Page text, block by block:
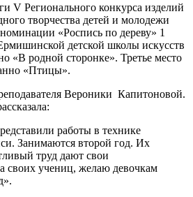
V Регионального конкурса изделий
творчества детей и молодежи
«Роспись по дереву» 1
детской школы искусств
«В родной сторонке». Третье место
«Птицы».
Вероники Капитоновой.
работы в технике
Занимаются второй год. Их
труд дают свои
своих учениц, желаю девочкам